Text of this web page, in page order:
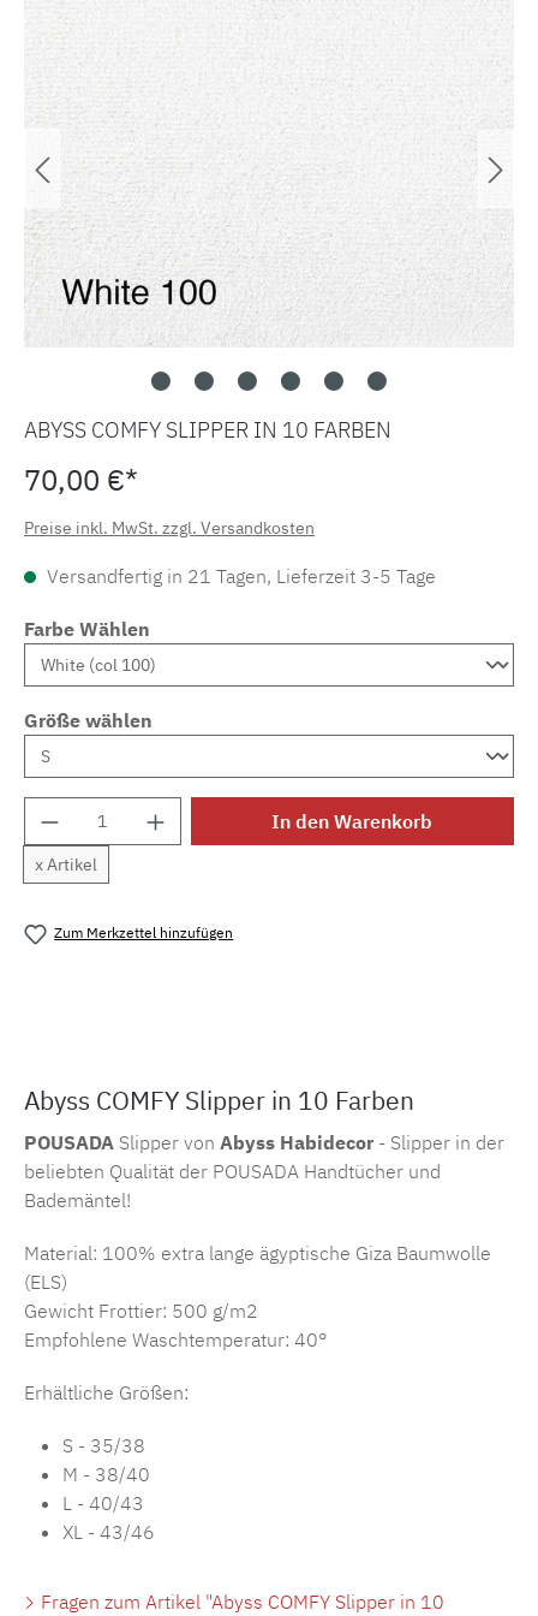
ABYSS COMFY SLIPPER IN 10 FARBEN
70,00 €*
Preise inkl. MwSt. zzgl. Versandkosten
Versandfertig in 21 Tagen, Lieferzeit 3-5 Tage
Farbe Wählen
Größe wählen
Produkt Anzahl: Gib den gewünschten
x Artikel
In den Warenkorb
Zum Merkzettel hinzufügen
Abyss COMFY Slipper in 10 Farben
POUSADA Slipper von Abyss Habidecor - Slipper in der
beliebten Qualität der POUSADA Handtücher und
Bademäntel!
Material: 100% extra lange ägyptische Giza Baumwolle
(ELS)
Gewicht Frottier: 500 g/m2
Empfohlene Waschtemperatur: 40°
Erhältliche Größen:
S - 35/38
M - 38/40
L - 40/43
XL - 43/46
Fragen zum Artikel "Abyss COMFY Slipper in 10